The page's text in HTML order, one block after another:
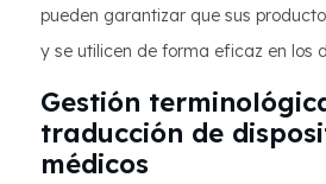
pueden garantizar que sus
y se utilicen de forma eficaz en los
Gestión
traducción de
médicos